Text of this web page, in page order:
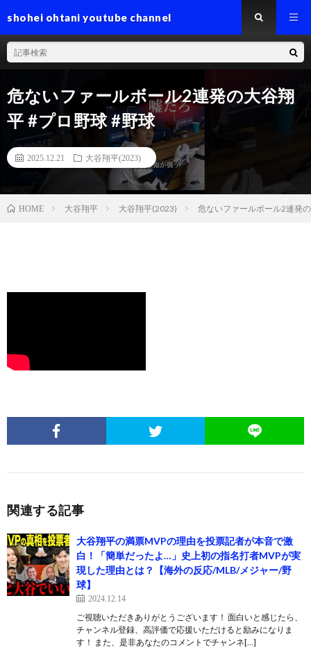
shohei ohtani youtube channel
危ないファールボール2連発の大谷翔
平 #プロ野球 #野球
2025.12.21 大谷翔平(2023)
HOME 大谷翔平 大谷翔平(2023) 危ないファールボール2連発
関連する記事
大谷翔平の満票MVPの理由を投票記者が本音で激
白！「簡単だったよ…」史上初の指名打者MVPが実
現した理由とは？【海外の反応/MLB/メジャー/野
球】
2024.12.14
ご視聴いただきありがとうございます！ 面白いと感じたら、
チャンネル登録、高評価で応援いただけると励みになりま
す！ また、是非あなたのコメントでチャンネ[…]